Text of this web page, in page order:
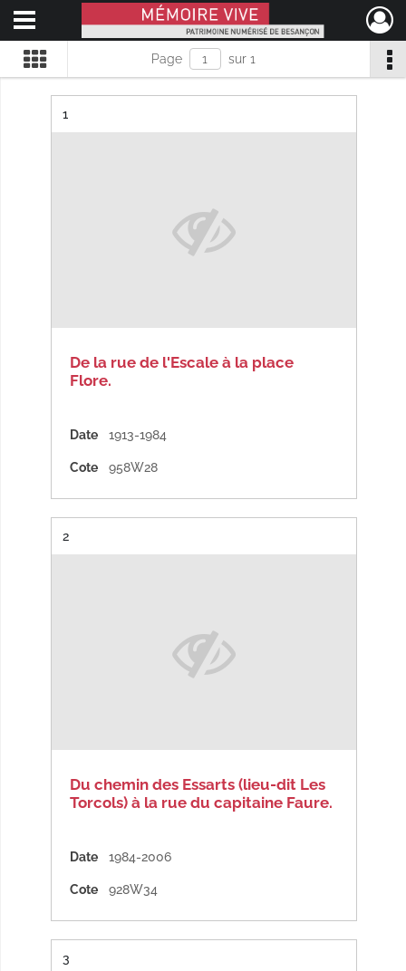
Mémoire Vive patrimoine numérisé de Besançon
Ouvrir le menu déroulant
Page sur 1
Résultat n°
1
De la rue de l'Escale à la place
Flore.
Date 1913-1984
Cote 958W28
Résultat n°
2
Du chemin des Essarts (lieu-dit Les
Torcols) à la rue du capitaine Faure.
Date 1984-2006
Cote 928W34
Résultat n°
3